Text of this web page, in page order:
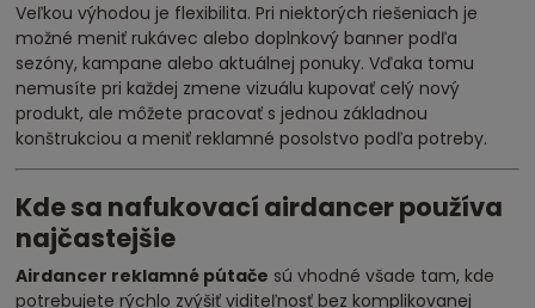
Veľkou výhodou je flexibilita. Pri niektorých riešeniach je
možné meniť rukávec alebo doplnkový banner podľa
sezóny, kampane alebo aktuálnej ponuky. Vďaka tomu
nemusíte pri každej zmene vizuálu kupovať celý nový
produkt, ale môžete pracovať s jednou základnou
konštrukciou a meniť reklamné posolstvo podľa potreby.
Kde sa nafukovací airdancer používa
najčastejšie
Airdancer reklamné pútače sú vhodné všade tam, kde
potrebujete rýchlo zvýšiť viditeľnosť bez komplikovanej